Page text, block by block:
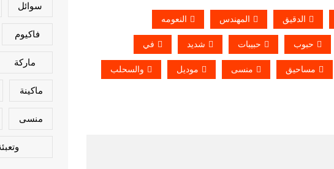
الدقيق المهندس النعومه
حبوب حبيبات شديد في
مساحيق منسى موديل والسحلب
سوائل
فاكيوم
ماركة
ماكينة
منسى